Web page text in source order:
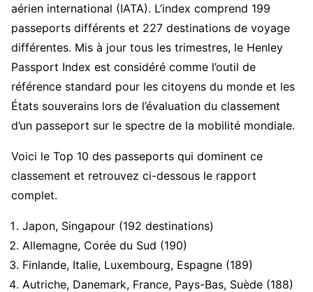
aérien international (IATA). L’index comprend 199
passeports différents et 227 destinations de voyage
différentes. Mis à jour tous les trimestres, le Henley
Passport Index est considéré comme l’outil de
référence standard pour les citoyens du monde et les
États souverains lors de l’évaluation du classement
d’un passeport sur le spectre de la mobilité mondiale.
Voici le Top 10 des passeports qui dominent ce
classement et retrouvez ci-dessous le rapport
complet.
Japon, Singapour (192 destinations)
Allemagne, Corée du Sud (190)
Finlande, Italie, Luxembourg, Espagne (189)
Autriche, Danemark, France, Pays-Bas, Suède (188)